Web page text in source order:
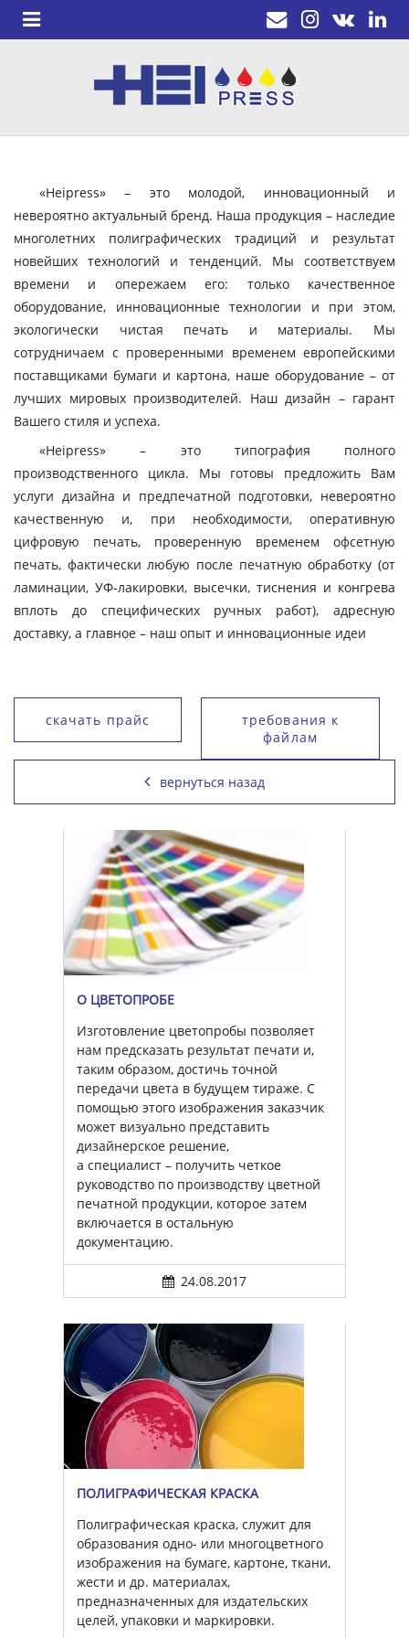
«Heipress» – это молодой, инновационный и
невероятно актуальный бренд. Наша продукция – наследие
многолетних полиграфических традиций и результат
новейших технологий и тенденций. Мы соответствуем
времени и опережаем его: только качественное
оборудование, инновационные технологии и при этом,
экологически чистая печать и материалы. Мы
сотрудничаем с проверенными временем европейскими
поставщиками бумаги и картона, наше оборудование – от
лучших мировых производителей. Наш дизайн – гарант
Вашего стиля и успеха.
«Heipress» – это типография полного
производственного цикла. Мы готовы предложить Вам
услуги дизайна и предпечатной подготовки, невероятно
качественную и, при необходимости, оперативную
цифровую печать, проверенную временем офсетную
печать, фактически любую после печатную обработку (от
ламинации, УФ-лакировки, высечки, тиснения и конгрева
вплоть до специфических ручных работ), адресную
доставку, а главное – наш опыт и инновационные идеи
скачать прайс
требования к
файлам
вернуться назад
О ЦВЕТОПРОБЕ
Изготовление цветопробы позволяет
нам предсказать результат печати и,
таким образом, достичь точной
передачи цвета в будущем тираже. С
помощью этого изображения заказчик
может визуально представить
дизайнерское решение,
а специалист – получить четкое
руководство по производству цветной
печатной продукции, которое затем
включается в остальную
документацию.
24.08.2017
ПОЛИГРАФИЧЕСКАЯ КРАСКА
Полиграфическая краска, служит для
образования одно- или многоцветного
изображения на бумаге, картоне, ткани,
жести и др. материалах,
предназначенных для издательских
целей, упаковки и маркировки.